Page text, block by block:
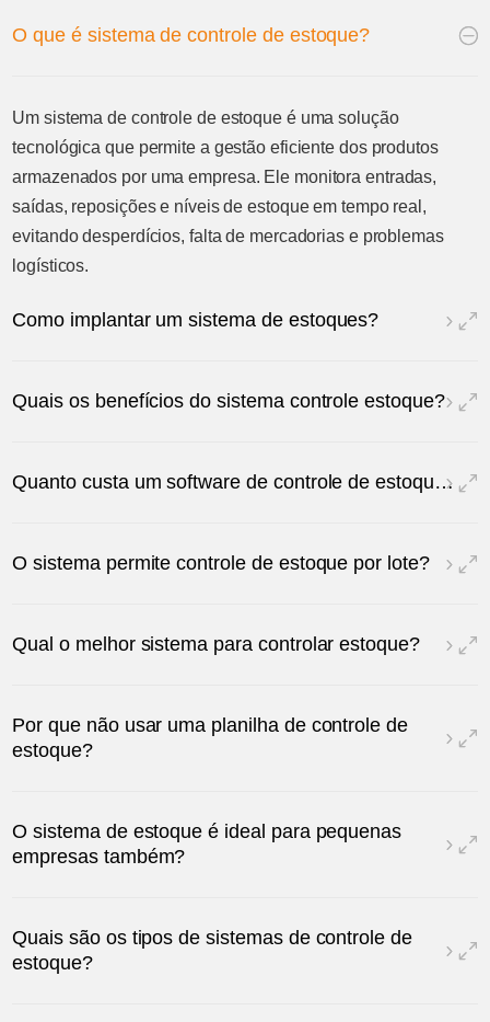
O que é sistema de controle de estoque?
Um sistema de controle de estoque é uma solução
tecnológica que permite a gestão eficiente dos produtos
armazenados por uma empresa. Ele monitora entradas,
saídas, reposições e níveis de estoque em tempo real,
evitando desperdícios, falta de mercadorias e problemas
logísticos.
Como implantar um sistema de estoques?
Quais os benefícios do sistema controle estoque?
Quanto custa um software de controle de estoque?
O sistema permite controle de estoque por lote?
Qual o melhor sistema para controlar estoque?
Por que não usar uma planilha de controle de
estoque?
O sistema de estoque é ideal para pequenas
empresas também?
Quais são os tipos de sistemas de controle de
estoque?